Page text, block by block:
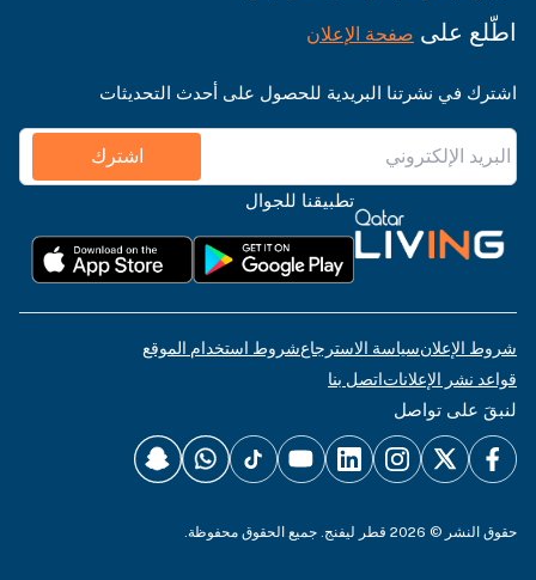
اطّلع على صفحة الإعلان
اشترك في نشرتنا البريدية للحصول على أحدث التحديثات
اشترك
تطبيقنا للجوال
شروط الإعلانسياسة الاسترجاعشروط استخدام الموقع
قواعد نشر الإعلاناتاتصل بنا
لنبقَ على تواصل
حقوق النشر © 2026 قطر ليفنج. جميع الحقوق محفوظة.